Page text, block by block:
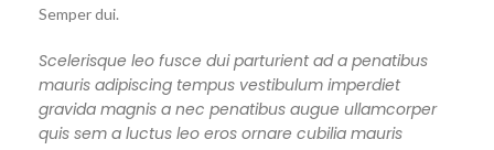
Semper dui.
Scelerisque leo fusce dui parturient ad a penatibus
mauris adipiscing tempus vestibulum imperdiet
gravida magnis a nec penatibus augue ullamcorper
quis sem a luctus leo eros ornare cubilia mauris